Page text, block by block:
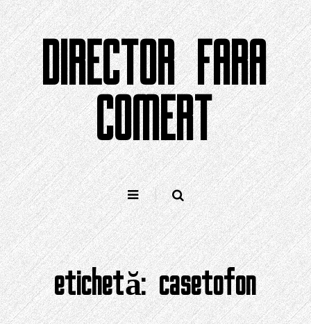
Sari
la
conținut
DIRECTOR FARA
COMERT
etichetă:casetofon